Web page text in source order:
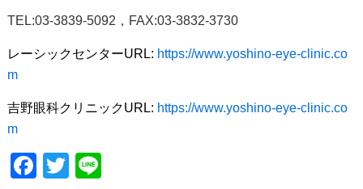
TEL:03-3839-5092，FAX:03-3832-3730
レーシックセンターURL: https://www.yoshino-eye-clinic.co
m
吉野眼科クリニックURL: https://www.yoshino-eye-clinic.co
m
F
T